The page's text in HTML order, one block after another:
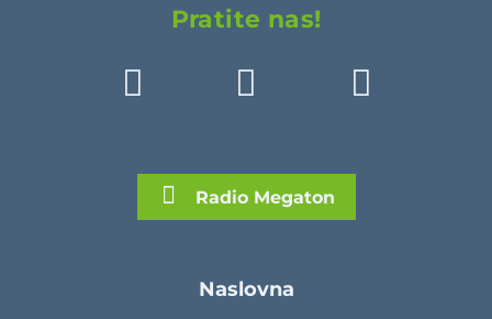
Pratite nas!
Radio Megaton
Naslovna